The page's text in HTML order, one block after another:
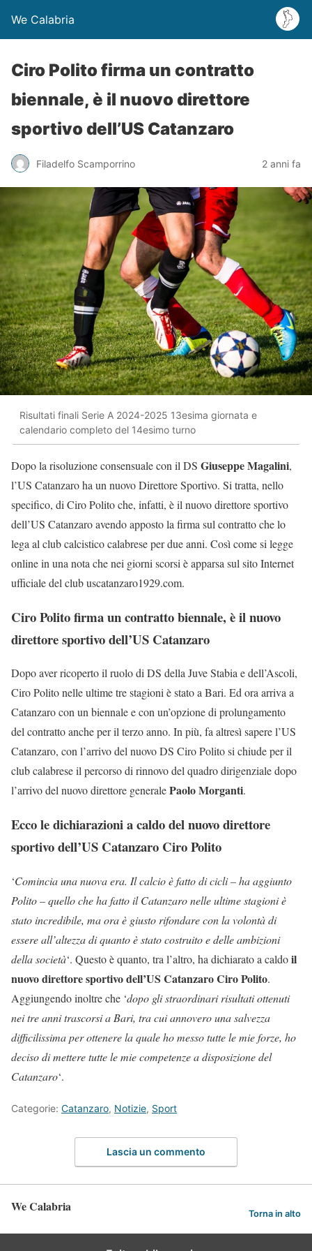
We Calabria
Ciro Polito firma un contratto
biennale, è il nuovo direttore
sportivo dell’US Catanzaro
Filadelfo Scamporrino 2 anni fa
Risultati finali Serie A 2024-2025 13esima giornata e
calendario completo del 14esimo turno
Dopo la risoluzione consensuale con il DS Giuseppe Magalini,
l’US Catanzaro ha un nuovo Direttore Sportivo. Si tratta, nello
specifico, di Ciro Polito che, infatti, è il nuovo direttore sportivo
dell’US Catanzaro avendo apposto la firma sul contratto che lo
lega al club calcistico calabrese per due anni. Così come si legge
online in una nota che nei giorni scorsi è apparsa sul sito Internet
ufficiale del club uscatanzaro1929.com.
Ciro Polito firma un contratto biennale, è il nuovo
direttore sportivo dell’US Catanzaro
Dopo aver ricoperto il ruolo di DS della Juve Stabia e dell’Ascoli,
Ciro Polito nelle ultime tre stagioni è stato a Bari. Ed ora arriva a
Catanzaro con un biennale e con un’opzione di prolungamento
del contratto anche per il terzo anno. In più, fa altresì sapere l’US
Catanzaro, con l’arrivo del nuovo DS Ciro Polito si chiude per il
club calabrese il percorso di rinnovo del quadro dirigenziale dopo
l’arrivo del nuovo direttore generalePaolo Morganti.
Ecco le dichiarazioni a caldo del nuovo direttore
sportivo dell’US Catanzaro Ciro Polito
‘Comincia una nuova era. Il calcio è fatto di cicli – ha aggiunto
Polito – quello che ha fatto il Catanzaro nelle ultime stagioni è
stato incredibile, ma ora è giusto rifondare con la volontà di
essere all’altezza di quanto è stato costruito e delle ambizioni
della società‘. Questo è quanto, tra l’altro, ha dichiarato a caldoil
nuovo direttore sportivo dell’US Catanzaro Ciro Polito.
Aggiungendo inoltre che ‘dopo gli straordinari risultati ottenuti
nei tre anni trascorsi a Bari, tra cui annovero una salvezza
difficilissima per ottenere la quale ho messo tutte le mie forze, ho
deciso di mettere tutte le mie competenze a disposizione del
Catanzaro‘.
Categorie: Catanzaro, Notizie, Sport
Lascia un commento
We Calabria Torna in alto